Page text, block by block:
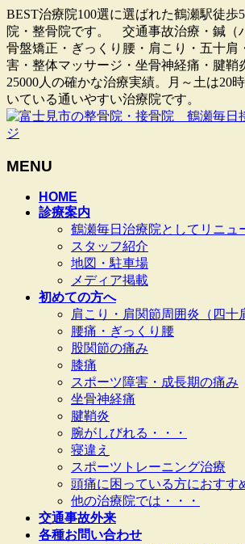
BEST治療院100選に選ばれた鶴瀬駅徒歩
院・整骨院です。 交通事故治療・鍼（
骨盤矯正・ぎっくり腰・肩こり・五十肩
害・整体マッサージ・坐骨神経痛・腱鞘
25000人の確かな治療実績。月～土は20
いている通いやすい治療院です。
MENU
HOME
診療案内
鶴瀬毎日治療院としてリニュ
スタッフ紹介
地図・駐車場
メディア掲載
初めての方へ
肩こり・肩関節周囲炎（四十
腰痛・ぎっくり腰
股関節の痛み
膝痛
スポーツ障害・成長期の痛み
坐骨神経痛
腱鞘炎
腕がしびれる・・・
寝違え
スポーツトレーニング治療
頭痛に困っている方におすす
他の治療院では・・・
交通事故外来
各種お問い合わせ